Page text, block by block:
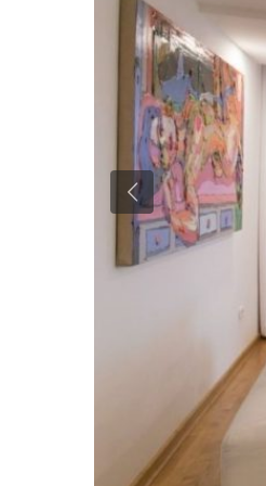
Previous